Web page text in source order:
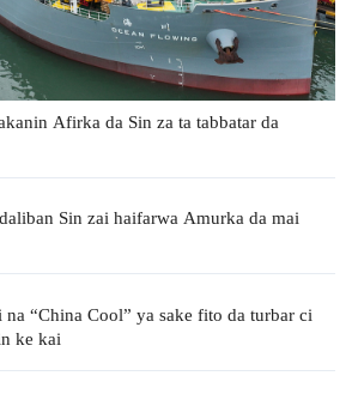
Afirka da Sin za ta tabbatar da
Sin zai haifarwa Amurka da mai
na “China Cool” ya sake fito da turbar ci
ke kai